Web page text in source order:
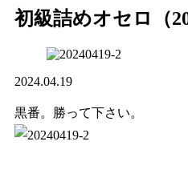
初級詰めオセロ（
2024.04.19
黒番。勝って下さい。